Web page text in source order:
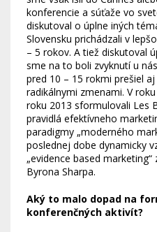
konferencie a súťaže vo
diskutoval o úplne iných
Slovensku prichádzali v
– 5 rokov. A tiež diskutoval
sme na to boli zvyknutí u
pred 10 – 15 rokmi prešiel
radikálnymi zmenami. V
roku 2013 sformulovali Les
pravidlá efektívneho
paradigmy „moderného
poslednej dobe dynamicky
„evidence based
Byrona Sharpa.
Aký to malo dopad na
konferenčných aktivít?